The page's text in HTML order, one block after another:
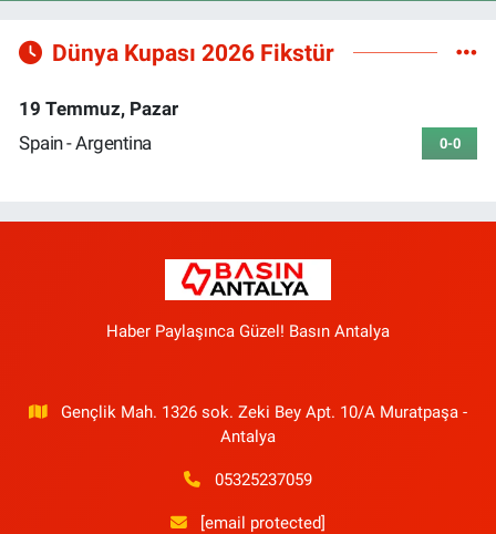
Dünya Kupası 2026 Fikstür
19 Temmuz, Pazar
Spain - Argentina
0-0
Haber Paylaşınca Güzel! Basın Antalya
Gençlik Mah. 1326 sok. Zeki Bey Apt. 10/A Muratpaşa -
Antalya
05325237059
[email protected]